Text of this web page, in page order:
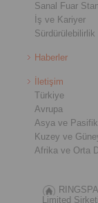
Sanal Fuar
İş ve Kariyer
Sürdürülebilirlik
Haberler
İletişim
Türkiye
Avrupa
Asya ve Pasifik
Kuzey ve
Afrika ve Orta
Limited Şirketi